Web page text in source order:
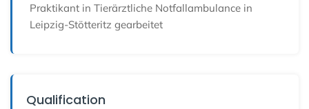
Praktikant in Tierärztliche Notfallambulance in
Leipzig-Stötteritz gearbeitet
Qualification